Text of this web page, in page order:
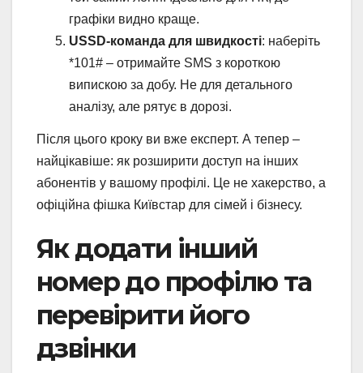
графіки видно краще.
USSD-команда для швидкості: наберіть
*101# – отримайте SMS з короткою
випискою за добу. Не для детального
аналізу, але рятує в дорозі.
Після цього кроку ви вже експерт. А тепер –
найцікавіше: як розширити доступ на інших
абонентів у вашому профілі. Це не хакерство, а
офіційна фішка Київстар для сімей і бізнесу.
Як додати інший
номер до профілю та
перевірити його
дзвінки